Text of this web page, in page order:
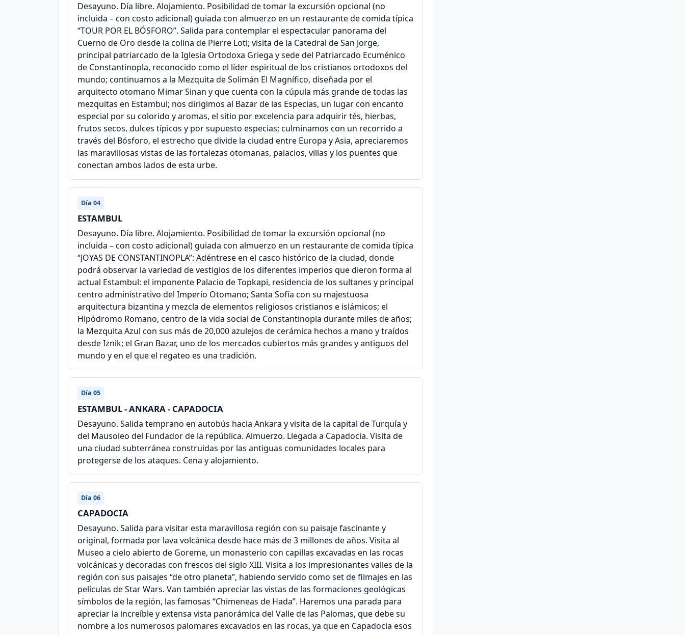
Desayuno. Día libre. Alojamiento. Posibilidad de tomar la excursión opcional (no
incluida – con costo adicional) guiada con almuerzo en un restaurante de comida típica
“TOUR POR EL BÓSFORO”. Salida para contemplar el espectacular panorama del
Cuerno de Oro desde la colina de Pierre Loti; visita de la Catedral de San Jorge,
principal patriarcado de la Iglesia Ortodoxa Griega y sede del Patriarcado Ecuménico
de Constantinopla, reconocido como el líder espiritual de los cristianos ortodoxos del
mundo; continuamos a la Mezquita de Solimán El Magnífico, diseñada por el
arquitecto otomano Mimar Sinan y que cuenta con la cúpula más grande de todas las
mezquitas en Estambul; nos dirigimos al Bazar de las Especias, un lugar con encanto
especial por su colorido y aromas, el sitio por excelencia para adquirir tés, hierbas,
frutos secos, dulces típicos y por supuesto especias; culminamos con un recorrido a
través del Bósforo, el estrecho que divide la ciudad entre Europa y Asia, apreciaremos
las maravillosas vistas de las fortalezas otomanas, palacios, villas y los puentes que
conectan ambos lados de esta urbe.
Día 04
ESTAMBUL
Desayuno. Día libre. Alojamiento. Posibilidad de tomar la excursión opcional (no
incluida – con costo adicional) guiada con almuerzo en un restaurante de comida típica
“JOYAS DE CONSTANTINOPLA”: Adéntrese en el casco histórico de la ciudad, donde
podrá observar la variedad de vestigios de los diferentes imperios que dieron forma al
actual Estambul: el imponente Palacio de Topkapi, residencia de los sultanes y principal
centro administrativo del Imperio Otomano; Santa Sofía con su majestuosa
arquitectura bizantina y mezcla de elementos religiosos cristianos e islámicos; el
Hipódromo Romano, centro de la vida social de Constantinopla durante miles de años;
la Mezquita Azul con sus más de 20,000 azulejos de cerámica hechos a mano y traídos
desde Iznik; el Gran Bazar, uno de los mercados cubiertos más grandes y antiguos del
mundo y en el que el regateo es una tradición.
Día 05
ESTAMBUL - ANKARA - CAPADOCIA
Desayuno. Salida temprano en autobús hacia Ankara y visita de la capital de Turquía y
del Mausoleo del Fundador de la república. Almuerzo. Llegada a Capadocia. Visita de
una ciudad subterránea construidas por las antiguas comunidades locales para
protegerse de los ataques. Cena y alojamiento.
Día 06
CAPADOCIA
Desayuno. Salida para visitar esta maravillosa región con su paisaje fascinante y
original, formada por lava volcánica desde hace más de 3 millones de años. Visita al
Museo a cielo abierto de Goreme, un monasterio con capillas excavadas en las rocas
volcánicas y decoradas con frescos del siglo XIII. Visita a los impresionantes valles de la
región con sus paisajes “de otro planeta”, habiendo servido como set de filmajes en las
películas de Star Wars. Van también apreciar las vistas de las formaciones geológicas
símbolos de la región, las famosas “Chimeneas de Hada”. Haremos una parada para
apreciar la increíble y extensa vista panorámica del Valle de las Palomas, que debe su
nombre a los numerosos palomares excavados en las rocas, ya que en Capadocia esos